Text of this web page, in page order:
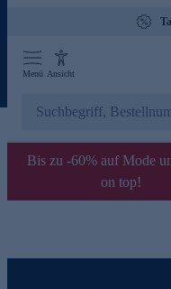
Menü Ansicht
Bis zu -60% auf Mode
on top!